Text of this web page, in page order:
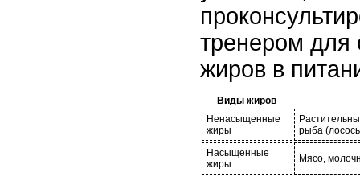
тренером для
жиров в
Виды жиров
Ненасыщенные
жиры
рыба
Насыщенные
жиры
Мясо,